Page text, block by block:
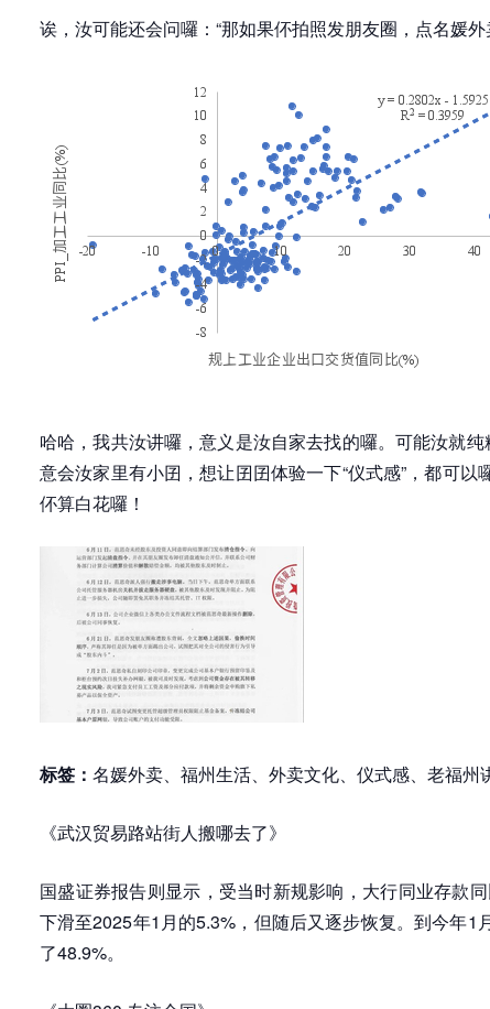
诶，汝可能还会问囉：“那如果伓拍照发朋友圈，点名媛
哈哈，我共汝讲囉，意义是汝自家去找的囉。可能汝就纯
意会汝家里有小囝，想让囝囝体验一下“仪式感”，都可
伓算白花囉！
标签： 名媛外卖、福州生活、外卖文化、仪式感、老福州
《武汉贸易路站街人搬哪去了》
国盛证券报告则显示，受当时新规影响，大行同业存款
下滑至2025年1月的5.3%，但随后又逐步恢复。到今年1
了48.9%。